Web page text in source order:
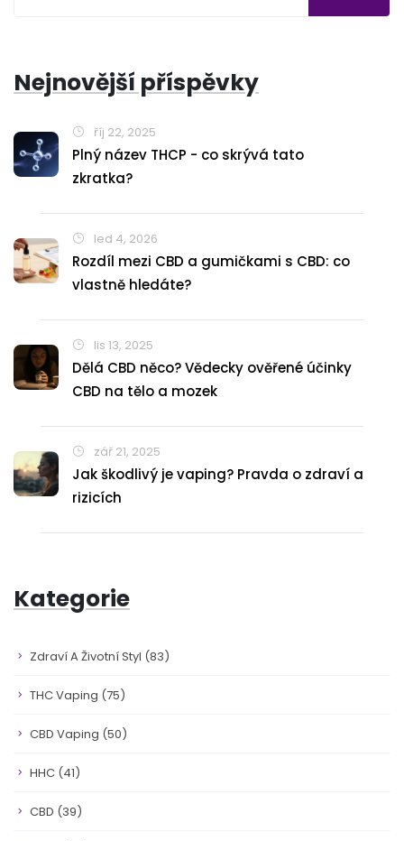
Nejnovější příspěvky
říj 22, 2025
Plný název THCP - co skrývá tato
zkratka?
led 4, 2026
Rozdíl mezi CBD a gumičkami s CBD: co
vlastně hledáte?
lis 13, 2025
Dělá CBD něco? Vědecky ověřené účinky
CBD na tělo a mozek
zář 21, 2025
Jak škodlivý je vaping? Pravda o zdraví a
rizicích
Kategorie
Zdraví A Životní Styl (83)
THC Vaping (75)
CBD Vaping (50)
HHC (41)
CBD (39)